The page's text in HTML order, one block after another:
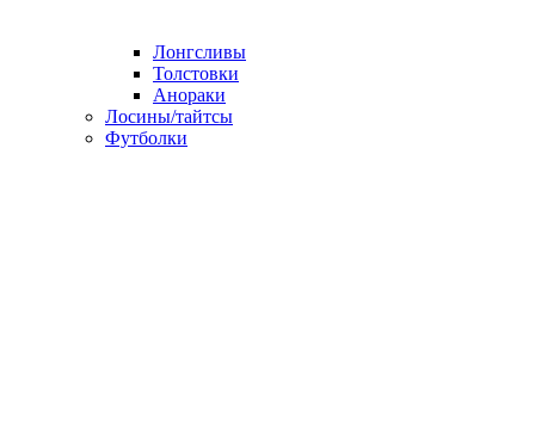
Лонгсливы
Толстовки
Анораки
Лосины/тайтсы
Футболки